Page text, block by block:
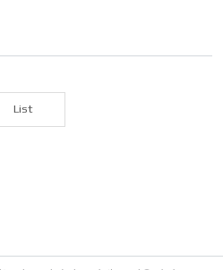
List